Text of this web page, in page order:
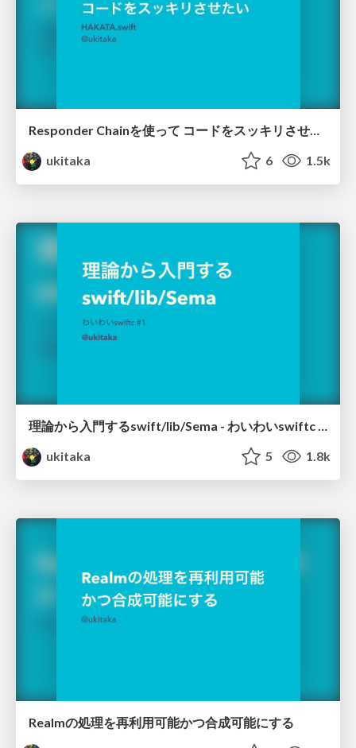
Responder Chainを使って コードをスッキリさせたい - 第1回 HAKATA.swift
ukitaka
6 1.5k
理論から入門するswift/lib/Sema - わいわいswiftc #1
ukitaka
5 1.8k
Realmの処理を再利用可能かつ合成可能にする